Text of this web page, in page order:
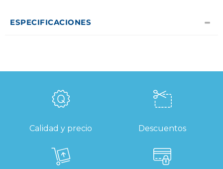
ESPECIFICACIONES
Calidad y precio Descuentos